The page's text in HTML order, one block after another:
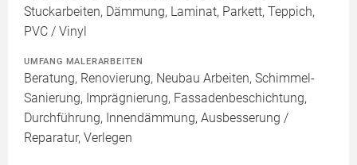
Stuckarbeiten, Dämmung, Laminat, Parkett, Teppich,
PVC / Vinyl
UMFANG MALERARBEITEN
Beratung, Renovierung, Neubau Arbeiten, Schimmel-
Sanierung, Imprägnierung, Fassadenbeschichtung,
Durchführung, Innendämmung, Ausbesserung /
Reparatur, Verlegen